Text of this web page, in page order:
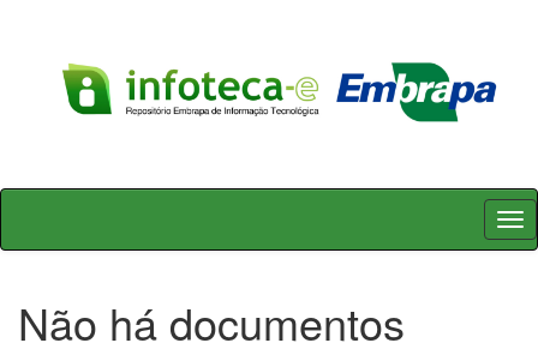
Skip
Não há documentos